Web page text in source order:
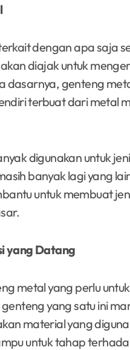
dengan apa saja
diajak untuk
dasarnya, genteng
terbuat dari metal
digunakan untuk
banyak lagi yang
untuk membuat
yang Datang
metal yang perlu
yang satu ini
material yang
untuk tahap